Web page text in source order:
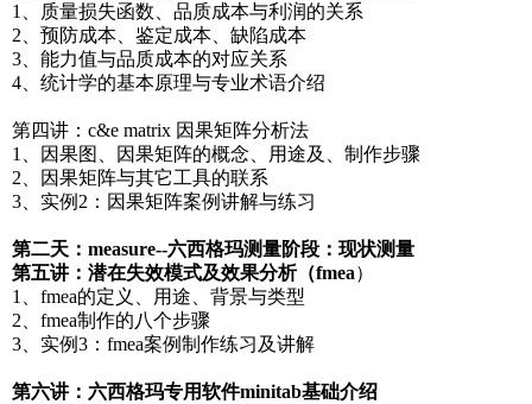
1、质量损失函数、品质成本与利润的关系
2、预防成本、鉴定成本、缺陷成本
3、能力值与品质成本的对应关系
4、统计学的基本原理与专业术语介绍
第四讲：c&e matrix 因果矩阵分析法
1、因果图、因果矩阵的概念、用途及、制作步骤
2、因果矩阵与其它工具的联系
3、实例2：因果矩阵案例讲解与练习
第二天：measure--六西格玛测量阶段：现状测量
第五讲：潜在失效模式及效果分析（fmea）
1、fmea的定义、用途、背景与类型
2、fmea制作的八个步骤
3、实例3：fmea案例制作练习及讲解
第六讲：六西格玛专用软件minitab基础介绍